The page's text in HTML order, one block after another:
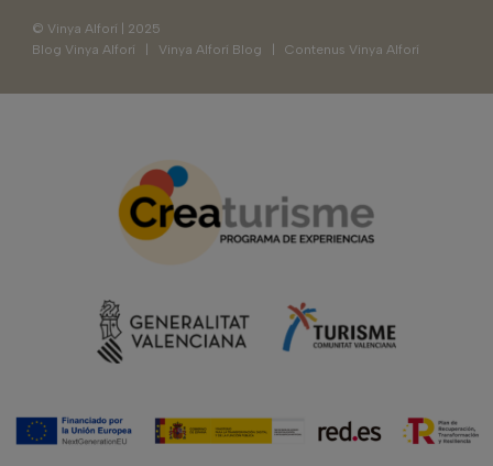
© Vinya Alforí | 2025
Blog Vinya Alforí
Vinya Alforí Blog Contenus Vinya Alforí